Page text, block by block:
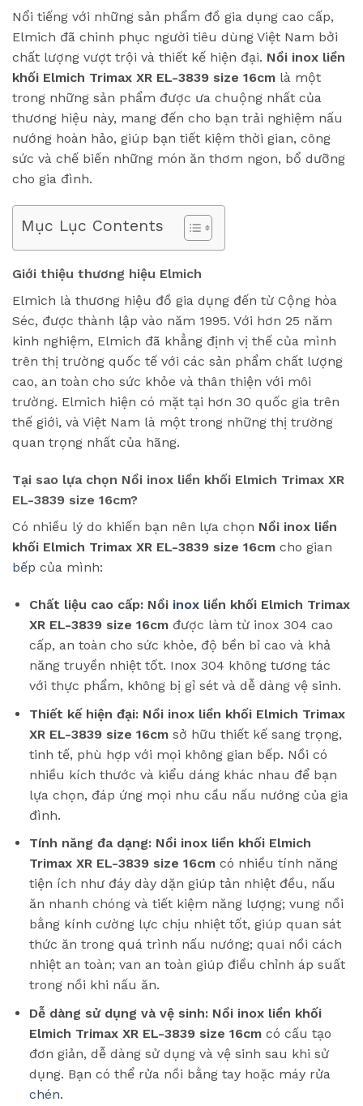
Nổi tiếng với những sản phẩm đồ gia dụng cao cấp,
Elmich đã chinh phục người tiêu dùng Việt Nam bởi
chất lượng vượt trội và thiết kế hiện đại. Nồi inox liền
khối Elmich Trimax XR EL-3839 size 16cm là một
trong những sản phẩm được ưa chuộng nhất của
thương hiệu này, mang đến cho bạn trải nghiệm nấu
nướng hoàn hảo, giúp bạn tiết kiệm thời gian, công
sức và chế biến những món ăn thơm ngon, bổ dưỡng
cho gia đình.
Mục Lục Contents
Giới thiệu thương hiệu Elmich
Elmich là thương hiệu đồ gia dụng đến từ Cộng hòa
Séc, được thành lập vào năm 1995. Với hơn 25 năm
kinh nghiệm, Elmich đã khẳng định vị thế của mình
trên thị trường quốc tế với các sản phẩm chất lượng
cao, an toàn cho sức khỏe và thân thiện với môi
trường. Elmich hiện có mặt tại hơn 30 quốc gia trên
thế giới, và Việt Nam là một trong những thị trường
quan trọng nhất của hãng.
Tại sao lựa chọn Nồi inox liền khối Elmich Trimax XR
EL-3839 size 16cm?
Có nhiều lý do khiến bạn nên lựa chọn Nồi inox liền
khối Elmich Trimax XR EL-3839 size 16cm cho gian
bếp của mình:
Chất liệu cao cấp: Nồi inoxliền khối Elmich Trimax
XR EL-3839 size 16cmđược làm từ inox 304 cao
cấp, an toàn cho sức khỏe, độ bền bỉ cao và khả
năng truyền nhiệt tốt. Inox 304 không tương tác
với thực phẩm, không bị gỉ sét và dễ dàng vệ sinh.
Thiết kế hiện đại: Nồi inox liền khối Elmich Trimax
XR EL-3839 size 16cmsở hữu thiết kế sang trọng,
tinh tế, phù hợp với mọi không gian bếp. Nồi có
nhiều kích thước và kiểu dáng khác nhau để bạn
lựa chọn, đáp ứng mọi nhu cầu nấu nướng của gia
đình.
Tính năng đa dạng: Nồi inox liền khối Elmich
Trimax XR EL-3839 size 16cmcó nhiều tính năng
tiện ích như đáy dày dặn giúp tản nhiệt đều, nấu
ăn nhanh chóng và tiết kiệm năng lượng; vung nồi
bằng kính cường lực chịu nhiệt tốt, giúp quan sát
thức ăn trong quá trình nấu nướng; quai nồi cách
nhiệt an toàn; van an toàn giúp điều chỉnh áp suất
trong nồi khi nấu ăn.
Dễ dàng sử dụng và vệ sinh: Nồi inox liền khối
Elmich Trimax XR EL-3839 size 16cmcó cấu tạo
đơn giản, dễ dàng sử dụng và vệ sinh sau khi sử
dụng. Bạn có thể rửa nồi bằng tay hoặc máy rửa
chén.